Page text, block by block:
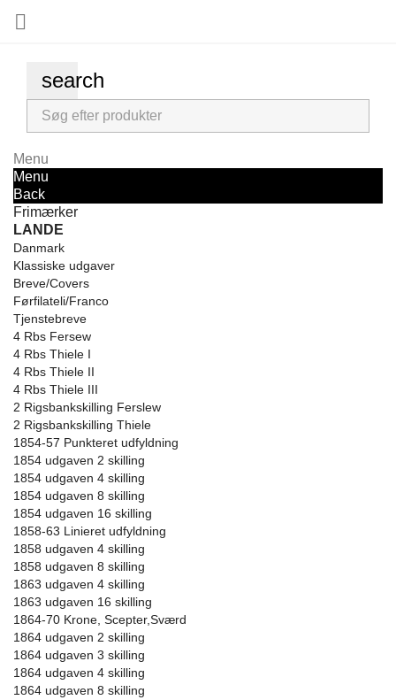

search
Menu
Menu
Back
Frimærker
LANDE
Danmark
Klassiske udgaver
Breve/Covers
Førfilateli/Franco
Tjenstebreve
4 Rbs Fersew
4 Rbs Thiele I
4 Rbs Thiele II
4 Rbs Thiele III
2 Rigsbankskilling Ferslew
2 Rigsbankskilling Thiele
1854-57 Punkteret udfyldning
1854 udgaven 2 skilling
1854 udgaven 4 skilling
1854 udgaven 8 skilling
1854 udgaven 16 skilling
1858-63 Linieret udfyldning
1858 udgaven 4 skilling
1858 udgaven 8 skilling
1863 udgaven 4 skilling
1863 udgaven 16 skilling
1864-70 Krone, Scepter,Sværd
1864 udgaven 2 skilling
1864 udgaven 3 skilling
1864 udgaven 4 skilling
1864 udgaven 8 skilling